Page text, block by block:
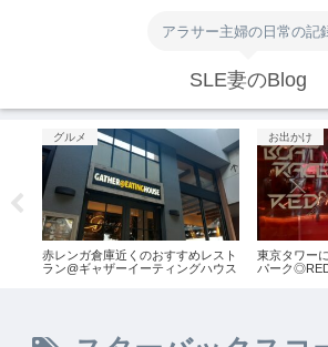
アラサー主婦の日常の記
SLE妻のBlog
グルメ
赤レンガ倉庫近くのおすすめレスト
ラン@ギャザーイーティングハウス
お出かけ
東京タワー
パーク